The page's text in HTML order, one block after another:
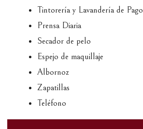
Tintorería y Lavandería de Pago
Prensa Diaria
Secador de pelo
Espejo de maquillaje
Albornoz
Zapatillas
Teléfono